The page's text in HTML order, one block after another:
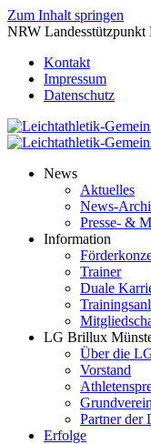
Zum Inhalt springen
NRW Landesstützpunkt
Kontakt
Impressum
Datenschutz
News
Aktuelles
News-
Presse- &
Information
Trainer
Duale
LG Brillux
Über die
Vorstand
Partner
Erfolge